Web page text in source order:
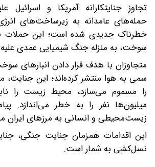
تجاوز جنایتکارانه آمریکا و اسرائیل
حمله‌های عامدانه به زیرساخت‌های
خطرناک جدیدی شده است؛ این حملات
سوخت، به منزله جنگ شیمیایی عمدی علیه
متجاوزان با هدف قرار دادن انبارهای
سمی به هوا منتشر کرده‌اند؛ این جنایت،
را مسموم می‌سازد، محیط زیست را
میلیون‌ها نفر را به خطر می‌اندازد.
زیست‌محیطی و انسانی به مرزهای ایران
این اقدامات همزمان جنایت جنگی،
نسل‌کشی به شمار است.